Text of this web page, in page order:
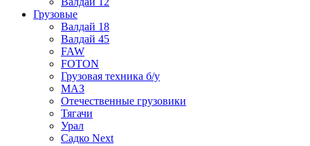
Грузовые
Валдай 18
Валдай 45
FAW
FOTON
Грузовая техника б/у
МАЗ
Отечественные грузовики
Тягачи
Урал
Садко Next